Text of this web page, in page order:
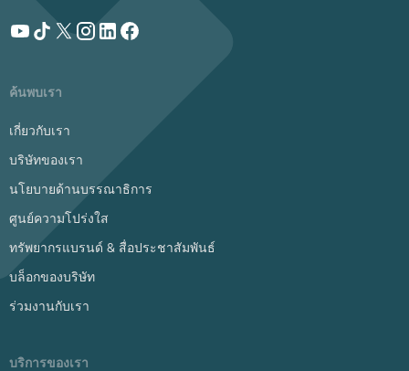
ค้นพบเรา
เกี่ยวกับเรา
บริษัทของเรา
นโยบายด้านบรรณาธิการ
ศูนย์ความโปร่งใส
ทรัพยากรแบรนด์ & สื่อประชาสัมพันธ์
บล็อกของบริษัท
ร่วมงานกับเรา
บริการของเรา